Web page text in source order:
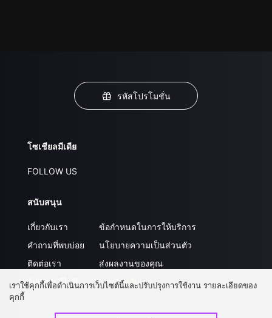
รหัสโปรโมชั่น
โซเชียลมีเดีย
FOLLOW US
สนับสนุน
เกี่ยวกับเรา
คำถามที่พบบ่อย
ติดต่อเรา
อัปเกรด วีไอพี
ข้อกำหนดในการให้บริการ
นโยบายความเป็นส่วนตัว
ส่งผลงานของคุณ
ร่วมงานกับเรา
เราใช้คุกกี้เพื่อดำเนินการเว็บไซต์นี้และปรับปรุงการใช้งาน รายละเอียดของ
คุกกี้